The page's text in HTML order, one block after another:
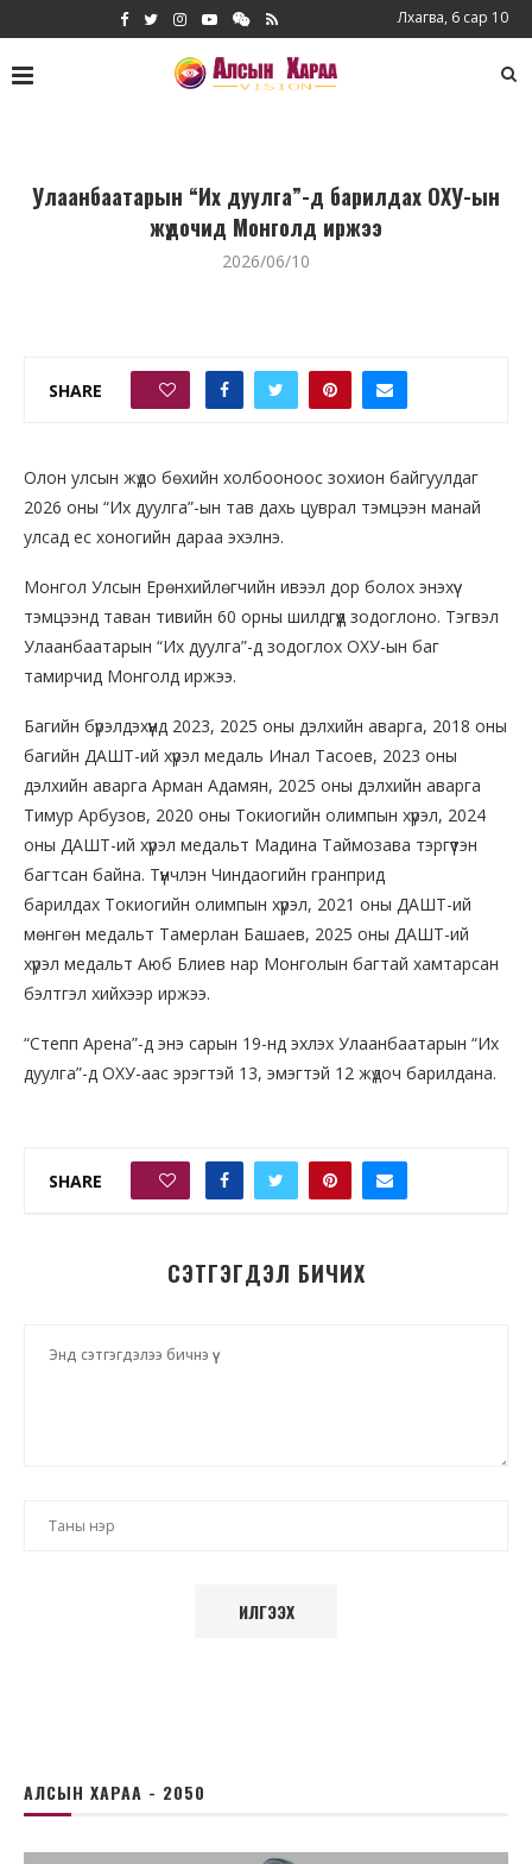
Лхагва, 6 сар 10
Улаанбаатарын “Их дуулга”-д барилдах ОХУ-ын
жүдочид Монголд иржээ
2026/06/10
SHARE
Олон улсын жүдо бөхийн холбооноос зохион байгуулдаг
2026 оны “Их дуулга”-ын тав дахь цуврал тэмцээн манай
улсад ес хоногийн дараа эхэлнэ.
Монгол Улсын Ерөнхийлөгчийн ивээл дор болох энэхүү
тэмцээнд таван тивийн 60 орны шилдгүүд зодоглоно. Тэгвэл
Улаанбаатарын “Их дуулга”-д зодоглох ОХУ-ын баг
тамирчид Монголд иржээ.
Багийн бүрэлдэхүүнд 2023, 2025 оны дэлхийн аварга, 2018 оны
багийн ДАШТ-ий хүрэл медаль Инал Тасоев, 2023 оны
дэлхийн аварга Арман Адамян, 2025 оны дэлхийн аварга
Тимур Арбузов, 2020 оны Токиогийн олимпын хүрэл, 2024
оны ДАШТ-ий хүрэл медальт Мадина Таймозава тэргүүтэн
багтсан байна. Түүнчлэн Чиндаогийн гранприд
барилдах Токиогийн олимпын хүрэл, 2021 оны ДАШТ-ий
мөнгөн медальт Тамерлан Башаев, 2025 оны ДАШТ-ий
хүрэл медальт Аюб Блиев нар Монголын багтай хамтарсан
бэлтгэл хийхээр иржээ.
“Степп Арена”-д энэ сарын 19-нд эхлэх Улаанбаатарын “Их
дуулга”-д ОХУ-аас эрэгтэй 13, эмэгтэй 12 жүдоч барилдана.
SHARE
СЭТГЭГДЭЛ БИЧИХ
АЛСЫН ХАРАА - 2050